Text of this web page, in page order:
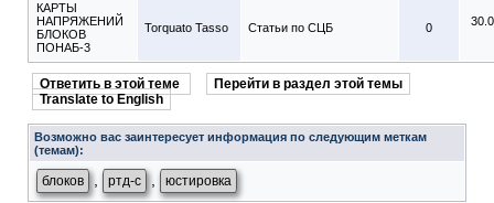
КАРТЫ
НАПРЯЖЕНИЙ
БЛОКОВ
ПОНАБ-3
Torquato Tasso Статьи по СЦБ 0
Ответить в этой теме
Перейти в раздел этой темы
Translate to English
Возможно вас заинтересует информация по следующим меткам
(темам):
блоков ртд-с юстировка